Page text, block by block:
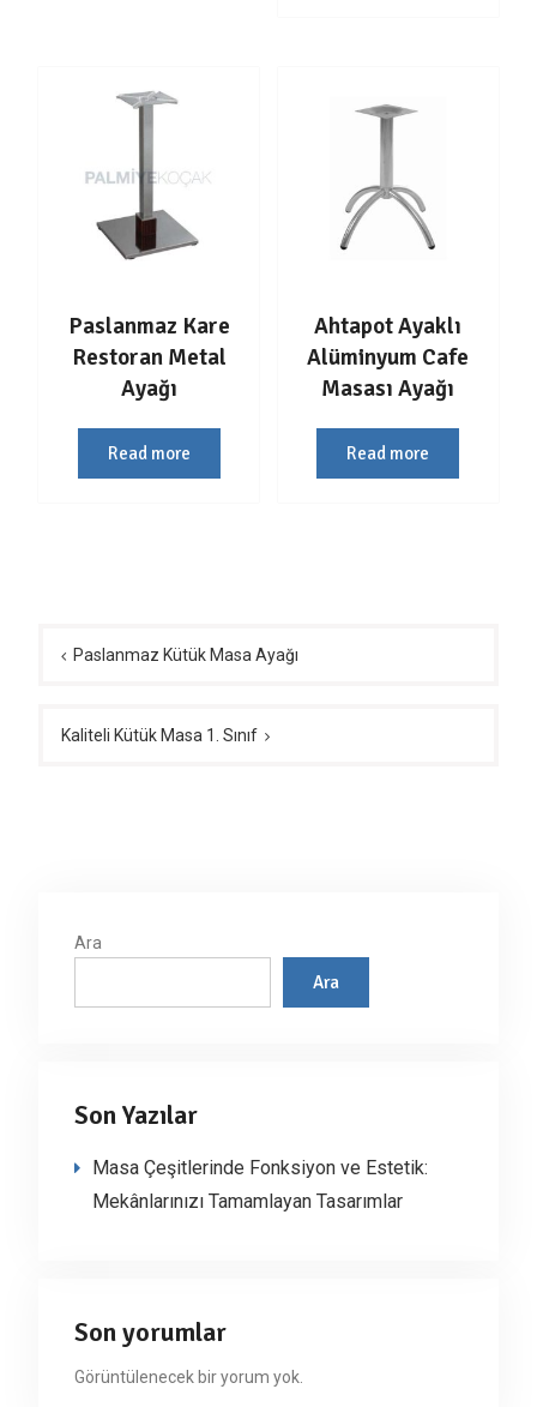
Paslanmaz Kare
Restoran Metal
Ayağı
Read more
Ahtapot Ayaklı
Alüminyum Cafe
Masası Ayağı
Read more
gezinmesi
Paslanmaz Kütük Masa Ayağı
Kaliteli Kütük Masa 1. Sınıf
Ara
Ara
Son Yazılar
Masa Çeşitlerinde Fonksiyon ve Estetik:
Mekânlarınızı Tamamlayan Tasarımlar
Son yorumlar
Görüntülenecek bir yorum yok.